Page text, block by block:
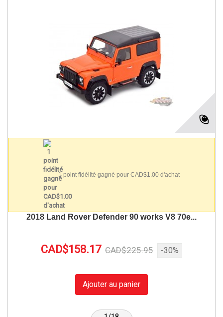
1 point fidélité gagné pour CAD$1.00 d'achat
2018 Land Rover Defender 90 works V8 70e...
CAD$158.17 CAD$225.95 -30%
Ajouter au panier